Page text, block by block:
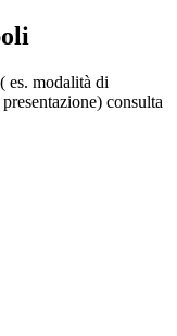
es. modalità di
consulta